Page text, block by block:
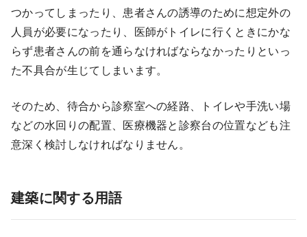
施工事例
開業セミナー
個別相談会
つかってしまったり、患者さんの誘導のために想定外の
人員が必要になったり、医師がトイレに行くときにかな
らず患者さんの前を通らなければならなかったりといっ
た不具合が生じてしまいます。
そのため、待合から診察室への経路、トイレや手洗い場
などの水回りの配置、医療機器と診察台の位置なども注
意深く検討しなければなりません。
建築に関する用語